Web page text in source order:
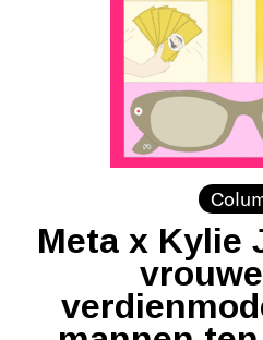
Meta x Kylie